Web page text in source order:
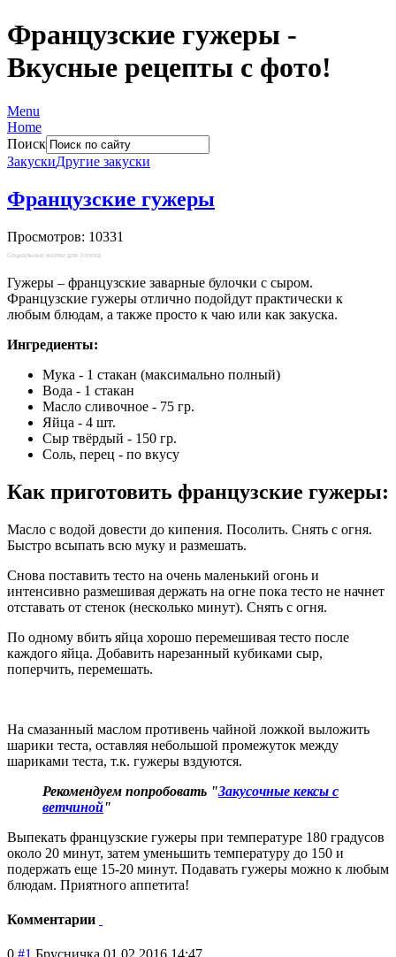
Французские гужеры -
Вкусные рецепты с фото!
Menu
Home
Поиск
ЗакускиДругие закуски
Французские гужеры
Просмотров: 10331
Социальные кнопки для Joomla
Гужеры – французские заварные булочки с сыром.
Французские гужеры отлично подойдут практически к
любым блюдам, а также просто к чаю или как закуска.
Ингредиенты:
Мука - 1 стакан (максимально полный)
Вода - 1 стакан
Масло сливочное - 75 гр.
Яйца - 4 шт.
Сыр твёрдый - 150 гр.
Соль, перец - по вкусу
Как приготовить французские гужеры:
Масло с водой довести до кипения. Посолить. Снять с огня.
Быстро всыпать всю муку и размешать.
Снова поставить тесто на очень маленький огонь и
интенсивно размешивая держать на огне пока тесто не начнет
отставать от стенок (несколько минут). Снять с огня.
По одному вбить яйца хорошо перемешивая тесто после
каждого яйца. Добавить нарезанный кубиками сыр,
поперчить, перемешать.
На смазанный маслом противень чайной ложкой выложить
шарики теста, оставляя небольшой промежуток между
шариками теста, т.к. гужеры вздуются.
Рекомендуем попробовать "Закусочные кексы с
ветчиной"
Выпекать французские гужеры при температуре 180 градусов
около 20 минут, затем уменьшить температуру до 150 и
подержать еще 15-20 минут. Подавать гужеры можно к любым
блюдам. Приятного аппетита!
Комментарии
0 #1 Брусничка 01.02.2016 14:47